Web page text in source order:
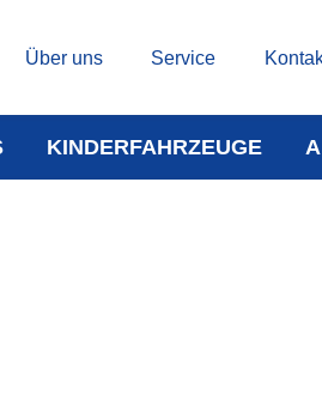
Über uns Service
KINDERFAHRZEUGE